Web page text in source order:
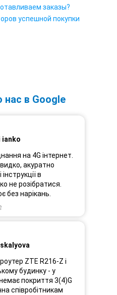
заказы?
успешной покупки
в Google
ianko
на 4G інтернет.
акуратно
в
не розібратися.
без нарікань.
ZTE R216-Z і
будинку - у
покриття 3(4)G
співробітникам